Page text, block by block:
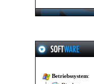
Betriebssystem: